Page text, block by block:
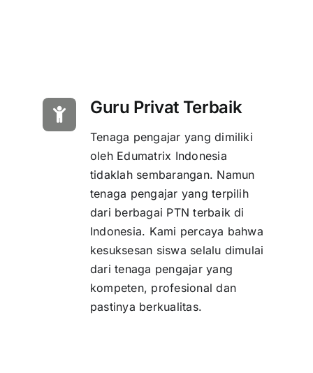
Guru Privat Terbaik
Tenaga pengajar yang dimiliki
oleh Edumatrix Indonesia
tidaklah sembarangan. Namun
tenaga pengajar yang terpilih
dari berbagai PTN terbaik di
Indonesia. Kami percaya bahwa
kesuksesan siswa selalu dimulai
dari tenaga pengajar yang
kompeten, profesional dan
pastinya berkualitas.